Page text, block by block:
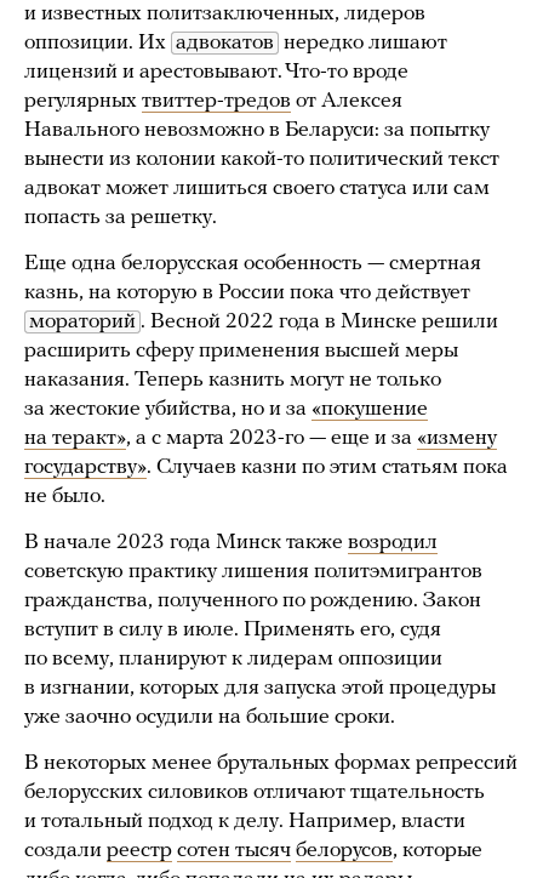
и известных политзаключенных, лидеров
оппозиции. Их адвокатов нередко лишают
лицензий и арестовывают. Что-то вроде
регулярных твиттер-тредов от Алексея
Навального невозможно в Беларуси: за попытку
вынести из колонии какой-то политический текст
адвокат может лишиться своего статуса или сам
попасть за решетку.
Еще одна белорусская особенность — смертная
казнь, на которую в России пока что действует
мораторий . Весной 2022 года в Минске решили
расширить сферу применения высшей меры
наказания. Теперь казнить могут не только
за жестокие убийства, но и за «покушение
на теракт», а с марта 2023-го — еще и за «измену
государству». Случаев казни по этим статьям пока
не было.
В начале 2023 года Минск также возродил
советскую практику лишения политэмигрантов
гражданства, полученного по рождению. Закон
вступит в силу в июле. Применять его, судя
по всему, планируют к лидерам оппозиции
в изгнании, которых для запуска этой процедуры
уже заочно осудили на большие сроки.
В некоторых менее брутальных формах репрессий
белорусских силовиков отличают тщательность
и тотальный подход к делу. Например, власти
создали реестр сотен тысяч белорусов, которые